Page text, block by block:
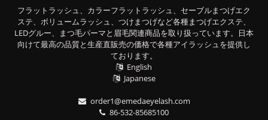
フラットラッシュ、カラーフラットラッシュ、セーブルまつげエク
ステ、ボリュームラッシュ、つけまつげなど各種まつげエクステ、
LEDグルー、まつ毛パーマと眉毛関連商品を取り扱っています。日本
向けて最高の品質と生産直販売の価格で各種アイラッシュを提供し
ております。
English
Japanese
order1@emedaeyelash.com
86-532-85685100